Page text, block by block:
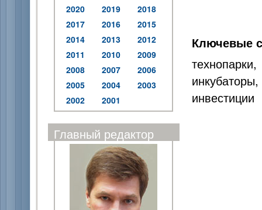
2020
2019
2018
2017
2016
2015
2014
2013
2012
2011
2010
2009
2008
2007
2006
2005
2004
2003
2002
2001
Главный редактор
Ключевые
инвестиции